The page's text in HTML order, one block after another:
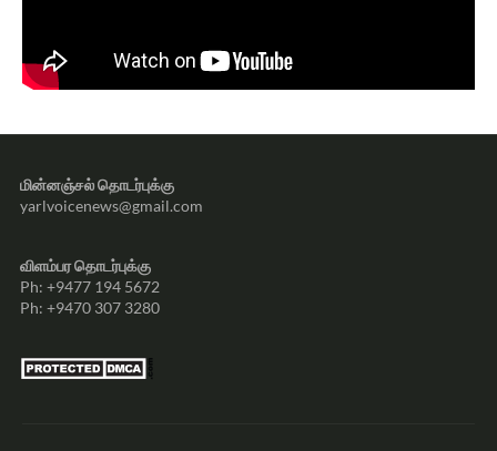
மின்னஞ்சல் தொடர்புக்கு
yarlvoicenews@gmail.com
விளம்பர தொடர்புக்கு
Ph: +9477 194 5672
Ph: +9470 307 3280